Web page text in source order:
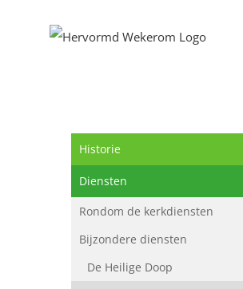
Historie
Diensten
Rondom de kerkdiensten
Bijzondere diensten
De Heilige Doop